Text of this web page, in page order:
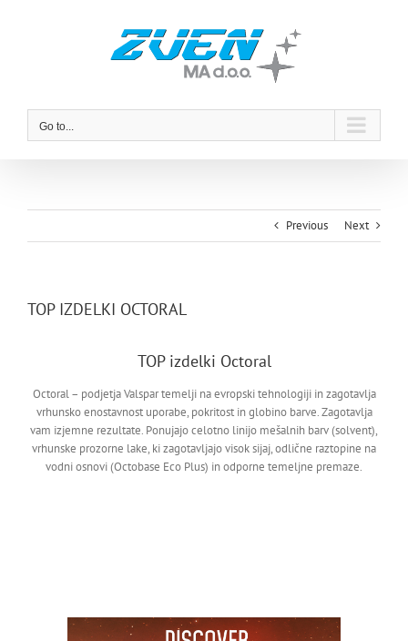
Go to...
Previous Next
TOP IZDELKI OCTORAL
TOP izdelki Octoral
Octoral – podjetja Valspar temelji na evropski tehnologiji in zagotavlja
vrhunsko enostavnost uporabe, pokritost in globino barve. Zagotavlja
vam izjemne rezultate. Ponujajo celotno linijo mešalnih barv (solvent),
vrhunske prozorne lake, ki zagotavljajo visok sijaj, odlične raztopine na
vodni osnovi (Octobase Eco Plus) in odporne temeljne premaze.